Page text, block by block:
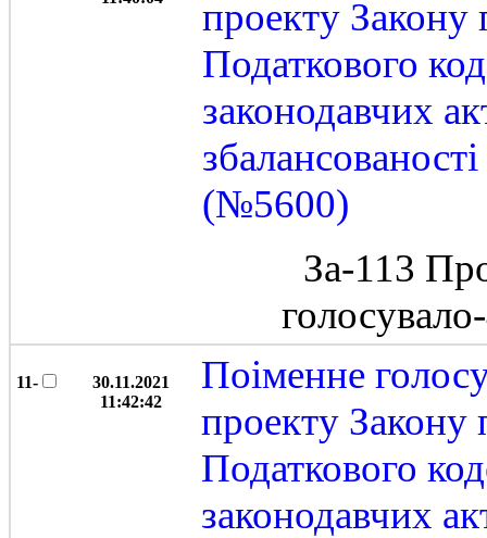
проекту Закону
Податкового
законодавчих
(№5600)
За-113
11-
30.11.2021
11:42:42
Поіменне
проекту Закону
Податкового
законодавчих